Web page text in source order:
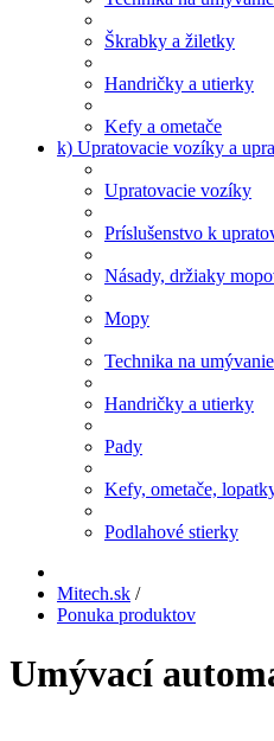
Škrabky a žiletky
Handričky a utierky
Kefy a ometače
k) Upratovacie vozíky a
Upratovacie vozíky
Príslušenstvo k
Násady, držiaky
Mopy
Technika na
Handričky a utierky
Pady
Kefy, ometače,
Podlahové stierky
Mitech.sk /
Ponuka produktov
Umývací